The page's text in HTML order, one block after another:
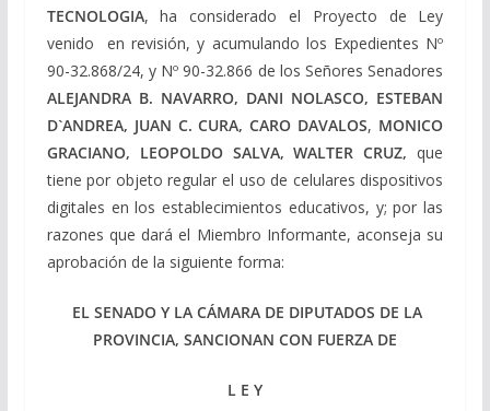
TECNOLOGIA, ha considerado el Proyecto de Ley
venido en revisión, y acumulando los Expedientes Nº
90-32.868/24, y Nº 90-32.866 de los Señores Senadores
ALEJANDRA B. NAVARRO, DANI NOLASCO, ESTEBAN
D`ANDREA, JUAN C. CURA, CARO DAVALOS, MONICO
GRACIANO, LEOPOLDO SALVA, WALTER CRUZ,que
tiene por objeto regular el uso de celulares dispositivos
digitales en los establecimientos educativos, y; por las
razones que dará el Miembro Informante, aconseja su
aprobación de la siguiente forma:
EL SENADO Y LA CÁMARA DE DIPUTADOS DE LA
PROVINCIA, SANCIONAN CON FUERZA DE
L E Y